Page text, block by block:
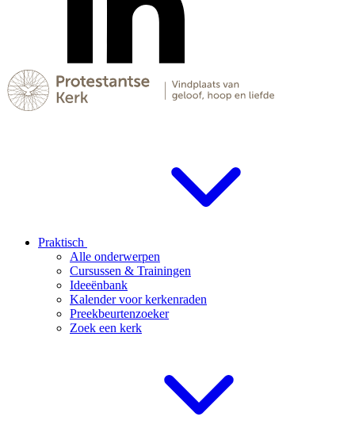
Praktisch
Alle onderwerpen
Cursussen & Trainingen
Ideeënbank
Kalender voor kerkenraden
Preekbeurtenzoeker
Zoek een kerk